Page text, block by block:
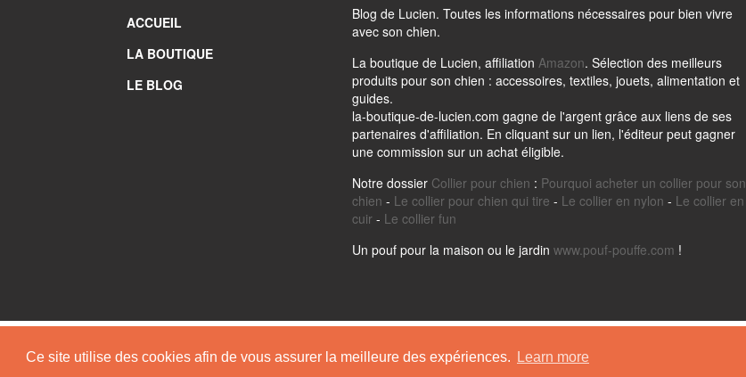
Ce site utilise des cookies afin de vous assurer la meilleure des expériences. Learn more
ACCUEIL
LA BOUTIQUE
LE BLOG
Blog de Lucien. Toutes les informations nécessaires pour bien vivre
avec son chien.
La boutique de Lucien, affiliation Amazon. Sélection des meilleurs
produits pour son chien : accessoires, textiles, jouets, alimentation et
guides.
la-boutique-de-lucien.com gagne de l'argent grâce aux liens de ses
partenaires d'affiliation. En cliquant sur un lien, l'éditeur peut gagner
une commission sur un achat éligible.
Notre dossier Collier pour chien : Pourquoi acheter un collier pour son
chien - Le collier pour chien qui tire - Le collier en nylon - Le collier en
cuir- Le collier fun
Un pouf pour la maison ou le jardin www.pouf-pouffe.com !
La Boutique de Lucien -Mentions Légales